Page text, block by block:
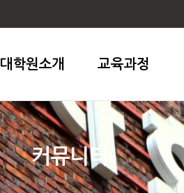
대학원소개 교육과정
커뮤니티